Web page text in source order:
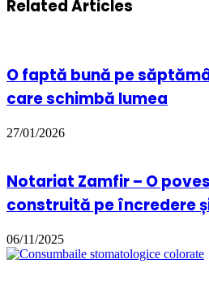
Related Articles
O faptă bună pe
care schimbă lumea
27/01/2026
Notariat Zamfir – O
construită pe încredere
06/11/2025